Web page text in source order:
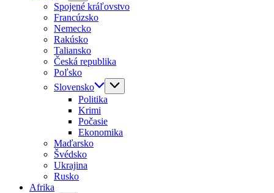
Spojené kráľovstvo
Francúzsko
Nemecko
Rakúsko
Taliansko
Česká republika
Poľsko
Slovensko
Politika
Krimi
Počasie
Ekonomika
Maďarsko
Švédsko
Ukrajina
Rusko
Afrika